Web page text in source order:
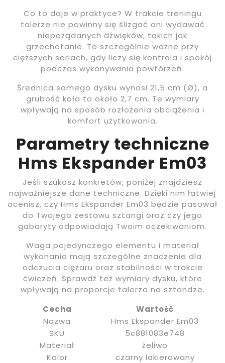
Co to daje w praktyce? W trakcie treningu
talerze nie powinny się ślizgać ani wydawać
niepożądanych dźwięków, takich jak
grzechotanie. To szczególnie ważne przy
cięższych seriach, gdy liczy się kontrola i spokój
podczas wykonywania powtórzeń.
Średnica samego dysku wynosi 21,5 cm (Ø), a
grubość koła to około 2,7 cm. Te wymiary
wpływają na sposób rozłożenia obciążenia i
komfort użytkowania.
Parametry techniczne
Hms Ekspander Em03
Jeśli szukasz konkretów, poniżej znajdziesz
najważniejsze dane techniczne. Dzięki nim łatwiej
ocenisz, czy Hms Ekspander Em03 będzie pasował
do Twojego zestawu sztangi oraz czy jego
gabaryty odpowiadają Twoim oczekiwaniom.
Waga pojedynczego elementu i materiał
wykonania mają szczególne znaczenie dla
odczucia ciężaru oraz stabilności w trakcie
ćwiczeń. Sprawdź też wymiary dysku, które
wpływają na proporcje talerza na sztandze.
Cecha
Wartość
Nazwa
Hms Ekspander Em03
SKU
5c881083e748
Materiał
żeliwo
Kolor
czarny lakierowany